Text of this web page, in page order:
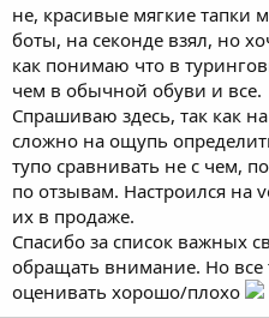
не, красивые мягкие тапки
боты, на секонде взял, но
как понимаю что в
чем в обычной обуви и все.
Спрашиваю здесь, так как
сложно на ощупь
тупо сравнивать не с чем,
по отзывам. Настроился на
их в продаже.
Спасибо за список важных
обращать внимание. Но
оценивать хорошо/плохо